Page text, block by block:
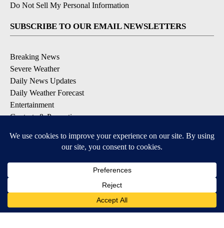
Do Not Sell My Personal Information
SUBSCRIBE TO OUR EMAIL NEWSLETTERS
Breaking News
Severe Weather
Daily News Updates
Daily Weather Forecast
Entertainment
Contests & Promotions
DOWNLOAD OUR APPS
Available for iOS and Android